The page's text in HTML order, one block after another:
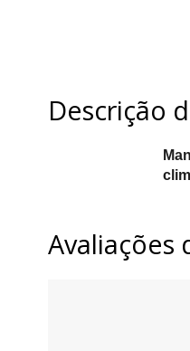
Descrição
Avaliações